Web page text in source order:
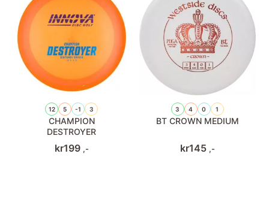
12 5 -1 3
CHAMPION
DESTROYER
kr199 ,-
3 4 0 1
BT CROWN MEDIUM
kr145 ,-